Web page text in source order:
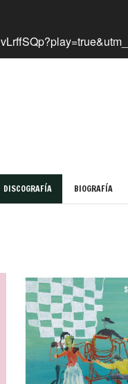
DISCOGRAFÍA BIOGRAFÍA